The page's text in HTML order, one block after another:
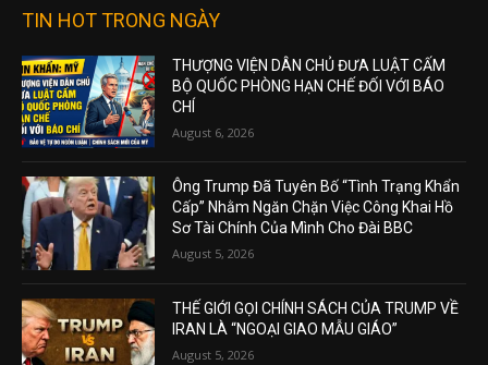
TIN HOT TRONG NGÀY
THƯỢNG VIỆN DÂN CHỦ ĐƯA LUẬT CẤM
BỘ QUỐC PHÒNG HẠN CHẾ ĐỐI VỚI BÁO
CHÍ
August 6, 2026
Ông Trump Đã Tuyên Bố “Tình Trạng Khẩn
Cấp” Nhằm Ngăn Chặn Việc Công Khai Hồ
Sơ Tài Chính Của Mình Cho Đài BBC
August 5, 2026
THẾ GIỚI GỌI CHÍNH SÁCH CỦA TRUMP VỀ
IRAN LÀ “NGOẠI GIAO MẪU GIÁO”
August 5, 2026